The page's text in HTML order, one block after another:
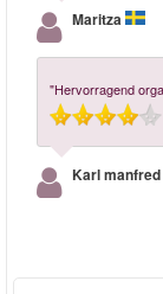
Maritza
"Hervorragend
Karl manfred